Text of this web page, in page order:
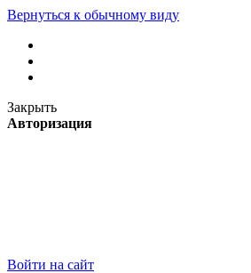
Вернуться к обычному виду
Закрыть
Авторизация
Войти на сайт